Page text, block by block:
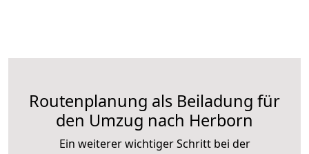
Routenplanung als Beiladung für
den Umzug nach Herborn
Ein weiterer wichtiger Schritt bei der